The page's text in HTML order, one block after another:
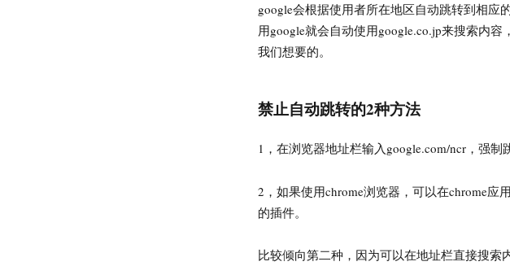
google会根据使用者所在地区自动跳转到相应
用google就会自动使用google.co.jp来搜索内
我们想要的。
禁止自动跳转的2种方法
1，在浏览器地址栏输入google.com/ncr，强制
2，如果使用chrome浏览器，可以在chrome应
的插件。
比较倾向第二种，因为可以在地址栏直接搜索